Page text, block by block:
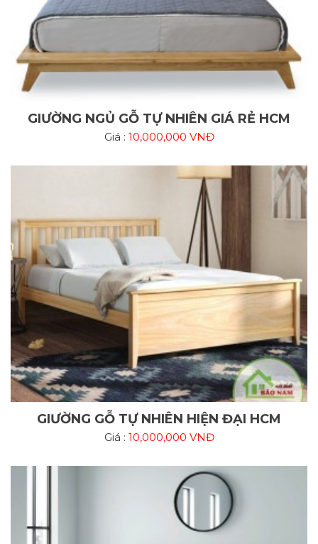
GIƯỜNG NGỦ GỖ TỰ NHIÊN GIÁ RẺ HCM
Giá : 10,000,000 VNĐ
GIƯỜNG GỖ TỰ NHIÊN HIỆN ĐẠI HCM
Giá : 10,000,000 VNĐ